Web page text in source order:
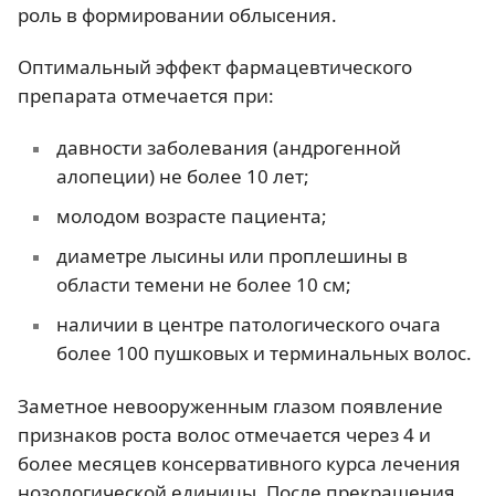
роль в формировании облысения.
Оптимальный эффект фармацевтического
препарата отмечается при:
давности заболевания (андрогенной
алопеции) не более 10 лет;
молодом возрасте пациента;
диаметре лысины или проплешины в
области темени не более 10 см;
наличии в центре патологического очага
более 100 пушковых и терминальных волос.
Заметное невооруженным глазом появление
признаков роста волос отмечается через 4 и
более месяцев консервативного курса лечения